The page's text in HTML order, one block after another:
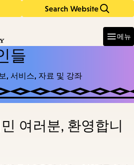
Search Website
메뉴
들
, 서비스, 자료 및 강좌
여러분, 환영합니